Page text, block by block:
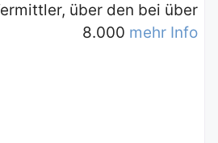
über den bei über
8.000 mehr Info